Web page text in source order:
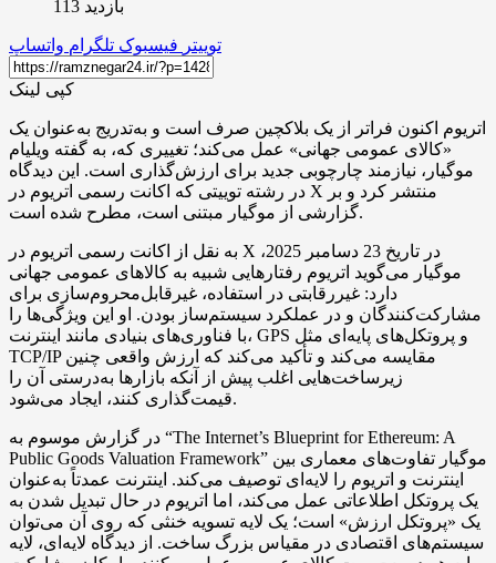
بازدید 113
توییتر فیسبوک تلگرام واتساپ
کپی لینک
اتریوم اکنون فراتر از یک بلاکچین صرف است و به‌تدریج به‌عنوان یک
«کالای عمومی جهانی» عمل می‌کند؛ تغییری که، به گفته ویلیام
موگیار، نیازمند چارچوبی جدید برای ارزش‌گذاری است. این دیدگاه
در رشته توییتی که اکانت رسمی اتریوم در X منتشر کرد و بر
گزارشی از موگیار مبتنی است، مطرح شده است.
به نقل از اکانت رسمی اتریوم در X در تاریخ 23 دسامبر 2025،
موگیار می‌گوید اتریوم رفتارهایی شبیه به کالاهای عمومی جهانی
دارد: غیررقابتی در استفاده، غیرقابل‌محروم‌سازی برای
مشارکت‌کنندگان و در عملکرد سیستم‌ساز بودن. او این ویژگی‌ها را
با فناوری‌های بنیادی مانند اینترنت، GPS و پروتکل‌های پایه‌ای مثل
TCP/IP مقایسه می‌کند و تأکید می‌کند که ارزش واقعی چنین
زیرساخت‌هایی اغلب پیش از آنکه بازارها به‌درستی آن را
قیمت‌گذاری کنند، ایجاد می‌شود.
در گزارش موسوم به “The Internet’s Blueprint for Ethereum: A
Public Goods Valuation Framework” موگیار تفاوت‌های معماری بین
اینترنت و اتریوم را لایه‌ای توصیف می‌کند. اینترنت عمدتاً به‌عنوان
یک پروتکل اطلاعاتی عمل می‌کند، اما اتریوم در حال تبدیل شدن به
یک «پروتکل ارزش» است؛ یک لایه تسویه خنثی که روی آن می‌توان
سیستم‌های اقتصادی در مقیاس بزرگ ساخت. از دیدگاه لایه‌ای، لایه